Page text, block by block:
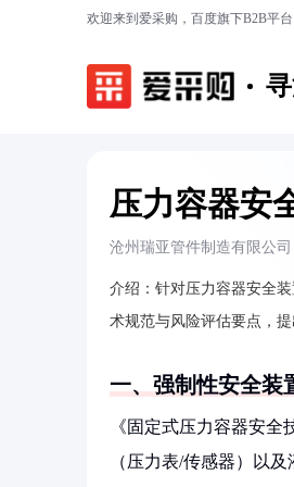
欢迎来到爱采购，百度旗下B2B平台
压力容器安
沧州瑞亚管件制造有限公司
介绍： 针对压力容器安全
术规范与风险评估要点，
一、强制性安全装
《固定式压力容器安
（压力表/传感器）以